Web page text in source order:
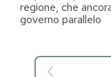
regione, che
governo parallelo